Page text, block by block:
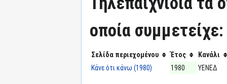
οποία συμμετείχε:
Σελίδα περιεχομένου Έτος
Κανάλι
Κάνε ότι κάνω (1980)
1980 ΥΕΝΕΔ